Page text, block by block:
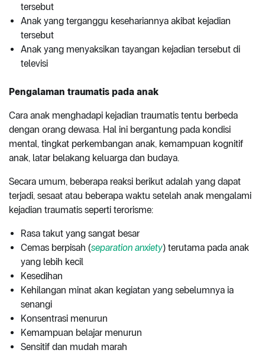
tersebut
Anak yang terganggu kesehariannya akibat kejadian
tersebut
Anak yang menyaksikan tayangan kejadian tersebut di
televisi
Pengalaman traumatis pada anak
Cara anak menghadapi kejadian traumatis tentu berbeda
dengan orang dewasa. Hal ini bergantung pada kondisi
mental, tingkat perkembangan anak, kemampuan kognitif
anak, latar belakang keluarga dan budaya.
Secara umum, beberapa reaksi berikut adalah yang dapat
terjadi, sesaat atau beberapa waktu setelah anak mengalami
kejadian traumatis seperti terorisme:
Rasa takut yang sangat besar
Cemas berpisah (separation anxiety) terutama pada anak
yang lebih kecil
Kesedihan
Kehilangan minat akan kegiatan yang sebelumnya ia
senangi
Konsentrasi menurun
Kemampuan belajar menurun
Sensitif dan mudah marah